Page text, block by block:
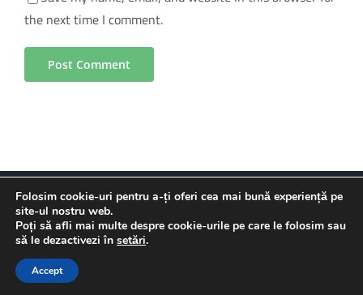
the next time I comment.
Copyright © 2020 Hargita Megye Tanácsa. Minden jog fenntartva.
Copyright © 2020 Consiliul Județean Harghita. Toate drepturile
rezervate.
Folosim cookie-uri pentru a-ți oferi cea mai bună experiență pe
site-ul nostru web.
Poți să afli mai multe despre cookie-urile pe care le folosim sau
să le dezactivezi în setări.
Accept